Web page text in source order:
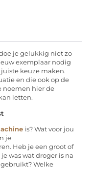
je gelukkig niet zo
exemplaar nodig
keuze maken.
en die ook op de
noemen hier de
letten.
is? Wat voor jou
je
Heb je een groot of
was wat droger is na
Welke